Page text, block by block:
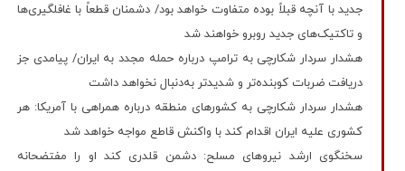
جدید با آنچه قبلاً بوده متفاوت خواهد بود/ دشمنان قطعاً با غافلگیری‌ها
و تاکتیک‌های جدید روبرو خواهند شد
هشدار سردار شکارچی به ترامپ درباره حمله مجدد به ایران/ پیامدی جز
دریافت ضربات کوبنده‌تر و شدیدتر به‌دنبال نخواهد داشت
هشدار سردار شکارچی به کشورهای منطقه درباره همراهی با آمریکا: هر
کشوری علیه ایران اقدام کند با واکنش قاطع مواجه خواهد شد
سخنگوی ارشد نیروهای مسلح: دشمن قلدری کند او را مفتضحانه